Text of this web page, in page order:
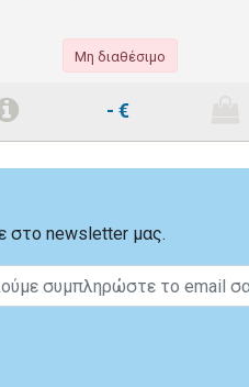
Μη διαθέσιμο
- €
στο newsletter μας.